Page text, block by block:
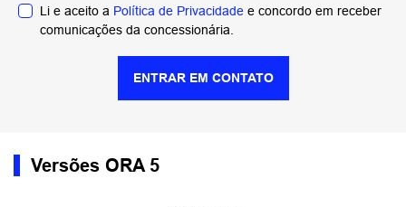
Li e aceito a Política de Privacidade e concordo em receber
comunicações da concessionária.
ENTRAR EM CONTATO
Versões ORA 5